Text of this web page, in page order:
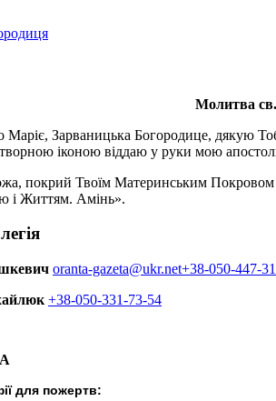
Молитва св.
Маріє, Зарваницька Богородице, дякую
іконою віддаю у руки мою
покрий Твоїм Материнським Покровом
і Життям. Амінь».
oranta-gazeta@ukr.net+38-050-447-
+38-050-331-73-54
для пожертв: